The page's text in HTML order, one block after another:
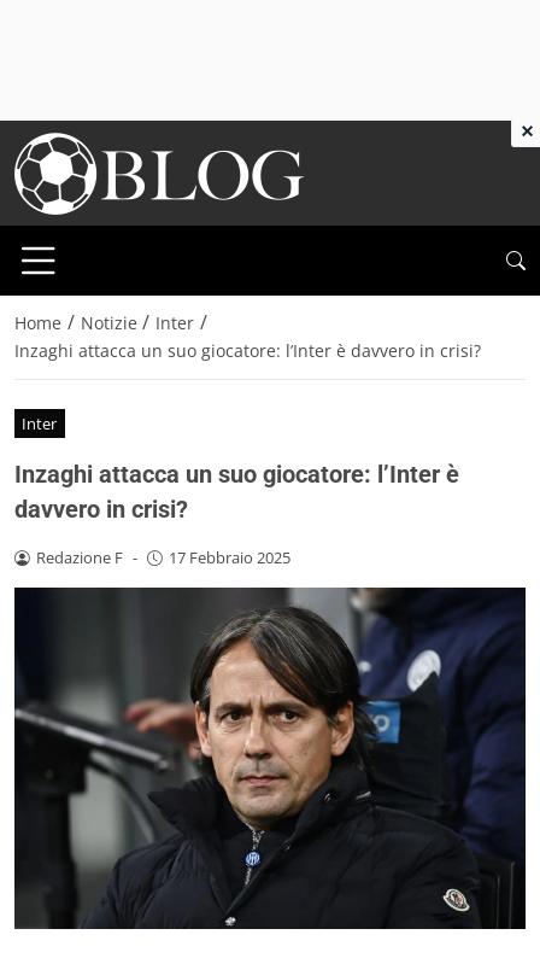
Home / Notizie / Inter /
Inzaghi attacca un suo giocatore: l’Inter è davvero in crisi?
Inter
Inzaghi attacca un suo giocatore: l’Inter è
davvero in crisi?
Redazione F - 17 Febbraio 2025
×